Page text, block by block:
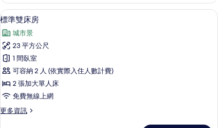
有
相
片
(High
Floor
3
Guests)
的
詳
情
顯
示
標
準
雙
床
房
所
客房內保險箱、書桌、遮光布/窗簾、
5
標準雙床房
城市景
23 平方公尺
1 間臥室
可容納 2 人 (依實際入住人數計費)
2 張加大單人床
免費無線上網
更多資訊
更